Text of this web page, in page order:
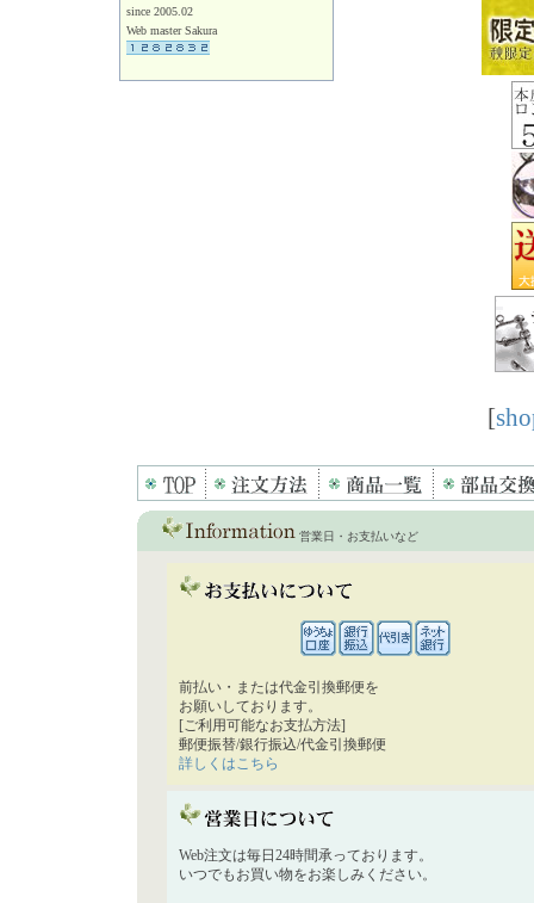
since 2005.02
Web master Sakura
[
営業日・お支払いなど
前払い・または代金引換郵便を
お願いしております。
[ご利用可能なお支払方法]
郵便振替/銀行振込/代金引換郵便
詳しくはこちら
Web注文は毎日24時間承っております。
いつでもお買い物をお楽しみください。